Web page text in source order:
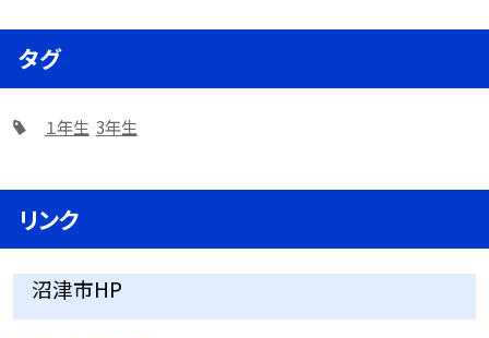
タグ
１年生 3年生
リンク
沼津市HP